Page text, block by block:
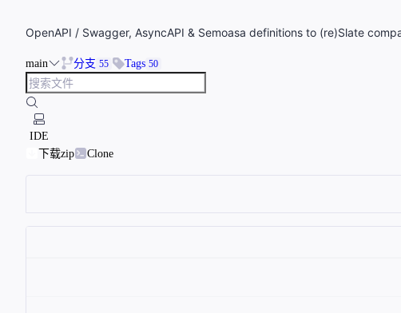
OpenAPI / Swagger, AsyncAPI & Semoasa definitions to (re)Slate
main 分支 55 Tags 50
IDE
下载zip
Clone